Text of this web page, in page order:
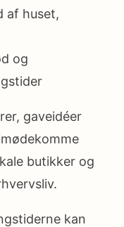
af huset,
og
gaveidéer
butikker og
kan